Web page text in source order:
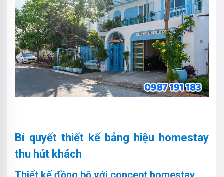
Bí quyết thiết kế bảng hiệu homestay
thu hút khách
Thiết kế đồng bộ với concept homestay